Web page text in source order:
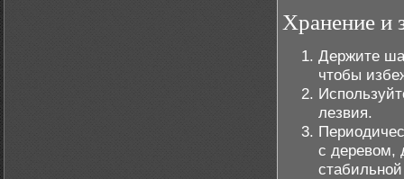
Хранение и
Держите
чтобы
лезвия.
с деревом,